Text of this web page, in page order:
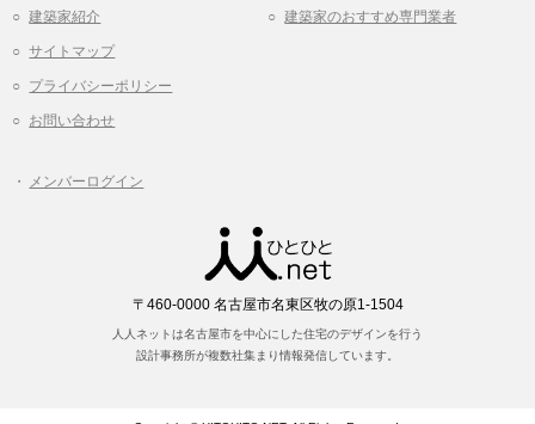
建築家紹介 建築家のおすすめ専門業者
サイトマップ
プライバシーポリシー
お問い合わせ
メンバーログイン
〒460-0000 名古屋市名東区牧の原1-1504
人人ネットは名古屋市を中心にした住宅のデザインを行う
設計事務所が複数社集まり情報発信しています。